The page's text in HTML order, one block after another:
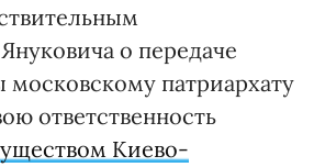
о передаче
московскому патриархату
ответственность
Киево-